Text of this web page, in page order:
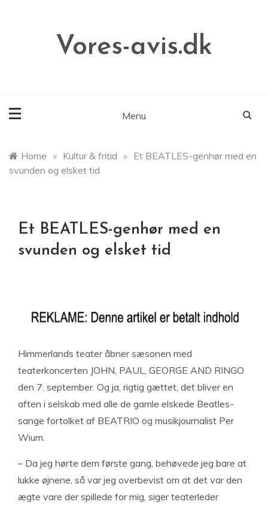
Vores-avis.dk
Menu
Home » Kultur & fritid » Et BEATLES-genhør med en
svunden og elsket tid
Et BEATLES-genhør med en
svunden og elsket tid
Himmerlands teater åbner sæsonen med
teaterkoncerten JOHN, PAUL, GEORGE AND RINGO
den 7. september. Og ja, rigtig gættet, det bliver en
aften i selskab med alle de gamle elskede Beatles-
sange fortolket af BEATRIO og musikjournalist Per
Wium.
– Da jeg hørte dem første gang, behøvede jeg bare at
lukke øjnene, så var jeg overbevist om at det var den
ægte vare der spillede for mig, siger teaterleder